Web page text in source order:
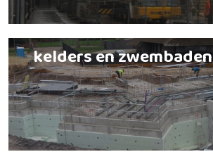
kelders en zwembaden